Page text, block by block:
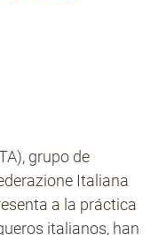
grupo de
Italiana
a la práctica
italianos, han